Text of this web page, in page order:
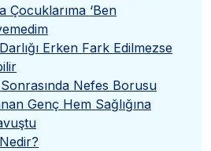
Çocuklarıma ‘Ben
Erken Fark Edilmezse
Nefes Borusu
Genç Hem Sağlığına